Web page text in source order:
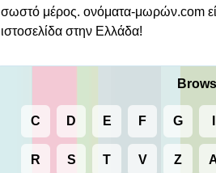
σωστό μέρος. ονόματα-μωρών.com
ιστοσελίδα στην Ελλάδα!
C D E F G
R S T V Z